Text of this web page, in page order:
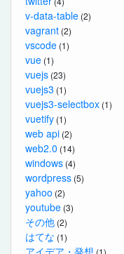
v-data-table (2)
vagrant (2)
vscode (1)
vue (1)
vuejs (23)
vuejs3 (1)
vuejs3-selectbox (1)
vuetify (1)
web api (2)
web2.0 (14)
windows (4)
wordpress (5)
yahoo (2)
youtube (3)
その他 (2)
はてな (1)
アイデア・発想 (1)